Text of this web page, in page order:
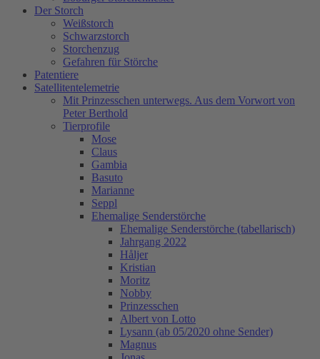
Der Storch
Weißstorch
Schwarzstorch
Storchenzug
Gefahren für Störche
Patentiere
Satellitentelemetrie
Mit Prinzesschen unterwegs. Aus dem Vorwort von
Peter Berthold
Tierprofile
Mose
Claus
Gambia
Basuto
Marianne
Seppl
Ehemalige Senderstörche
Ehemalige Senderstörche (tabellarisch)
Jahrgang 2022
Håljer
Kristian
Moritz
Nobby
Prinzesschen
Albert von Lotto
Lysann (ab 05/2020 ohne Sender)
Magnus